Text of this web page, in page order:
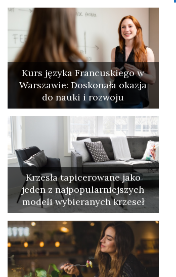
Kurs języka Francuskiego w
Warszawie: Doskonała okazja
do nauki i rozwoju
Krzesła tapicerowane jako
jeden z najpopularniejszych
modeli wybieranych krzeseł